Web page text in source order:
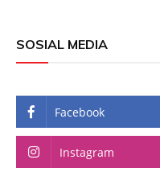
SOSIAL MEDIA
Facebook
Instagram